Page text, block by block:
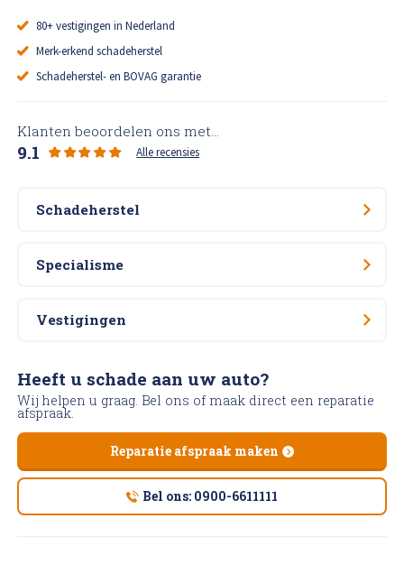
80+ vestigingen in Nederland
Merk-erkend schadeherstel
Schadeherstel- en BOVAG garantie
Klanten beoordelen ons met...
9.1 Alle recensies
Schadeherstel
Specialisme
Vestigingen
Heeft u schade aan uw auto?
Wij helpen u graag. Bel ons of maak direct een reparatie
afspraak.
Reparatie afspraak maken
Bel ons: 0900-6611111